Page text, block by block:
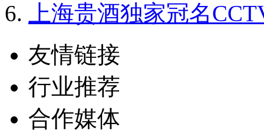
上海贵酒独家冠名
友情链接
行业推荐
合作媒体